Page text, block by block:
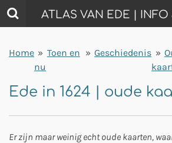
Ga
direct
de
hoofdinhoud
ATLAS VAN EDE | INFO
Home » Toen en
nu
» Geschiedenis »
Ede in 1624 | oude
Er zijn maar weinig echt oude kaarten,